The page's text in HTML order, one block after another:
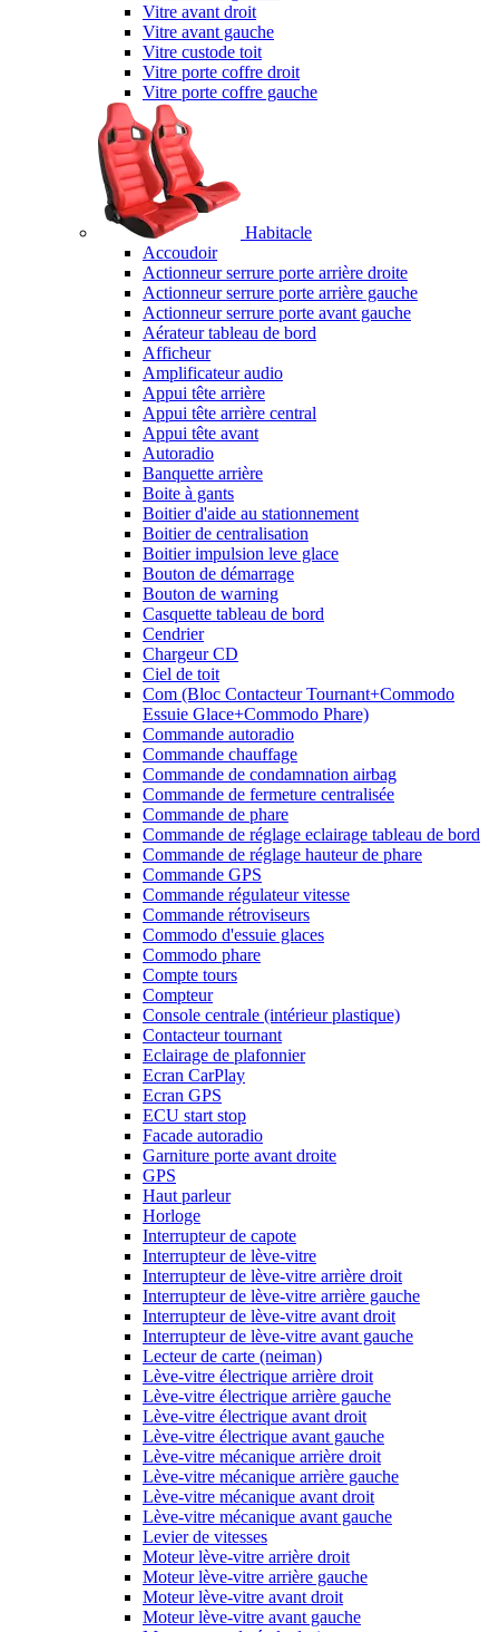
Vitre avant droit
Vitre avant gauche
Vitre custode toit
Vitre porte coffre droit
Vitre porte coffre gauche
Habitacle
Accoudoir
Actionneur serrure porte arrière droite
Actionneur serrure porte arrière gauche
Actionneur serrure porte avant gauche
Aérateur tableau de bord
Afficheur
Amplificateur audio
Appui tête arrière
Appui tête arrière central
Appui tête avant
Autoradio
Banquette arrière
Boite à gants
Boitier d'aide au stationnement
Boitier de centralisation
Boitier impulsion leve glace
Bouton de démarrage
Bouton de warning
Casquette tableau de bord
Cendrier
Chargeur CD
Ciel de toit
Com (Bloc Contacteur Tournant+Commodo
Essuie Glace+Commodo Phare)
Commande autoradio
Commande chauffage
Commande de condamnation airbag
Commande de fermeture centralisée
Commande de phare
Commande de réglage eclairage tableau de bord
Commande de réglage hauteur de phare
Commande GPS
Commande régulateur vitesse
Commande rétroviseurs
Commodo d'essuie glaces
Commodo phare
Compte tours
Compteur
Console centrale (intérieur plastique)
Contacteur tournant
Eclairage de plafonnier
Ecran CarPlay
Ecran GPS
ECU start stop
Facade autoradio
Garniture porte avant droite
GPS
Haut parleur
Horloge
Interrupteur de capote
Interrupteur de lève-vitre
Interrupteur de lève-vitre arrière droit
Interrupteur de lève-vitre arrière gauche
Interrupteur de lève-vitre avant droit
Interrupteur de lève-vitre avant gauche
Lecteur de carte (neiman)
Lève-vitre électrique arrière droit
Lève-vitre électrique arrière gauche
Lève-vitre électrique avant droit
Lève-vitre électrique avant gauche
Lève-vitre mécanique arrière droit
Lève-vitre mécanique arrière gauche
Lève-vitre mécanique avant droit
Lève-vitre mécanique avant gauche
Levier de vitesses
Moteur lève-vitre arrière droit
Moteur lève-vitre arrière gauche
Moteur lève-vitre avant droit
Moteur lève-vitre avant gauche